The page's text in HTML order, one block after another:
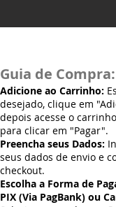
Guia de
Adicione ao Carrinho:
desejado, clique em
depois acesse o
para clicar em "Pagar".
Preencha seus Dados:
seus dados de envio e
checkout.
Escolha a Forma de
PIX (Via PagBank) ou